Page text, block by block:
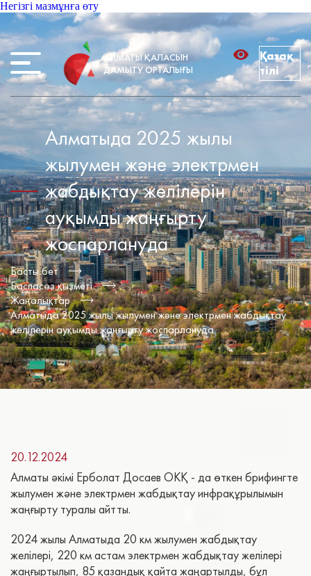
Негізгі мазмұнға өту
АЛМАТЫ ҚАЛАСЫН
ДАМЫТУ ОРТАЛЫҒЫ
Қазақ
тілі
Алматыда 2025 жылы
жылумен және электрмен
жабдықтау желілерін
ауқымды жаңғырту
жоспарлануда
Басты бет
Баспасөз қызметі
Жаңалықтар
Алматыда 2025 жылы жылумен және электрмен жабдықтау
желілерін ауқымды жаңғырту жоспарлануда
20.12.2024
Алматы әкімі Ерболат Досаев ОКҚ - да өткен брифингте
жылумен және электрмен жабдықтау инфрақұрылымын
жаңғырту туралы айтты.
2024 жылы Алматыда 20 км жылумен жабдықтау
желілері, 220 км астам электрмен жабдықтау желілері
жаңғыртылып, 85 қазандық қайта жаңартылды, бұл